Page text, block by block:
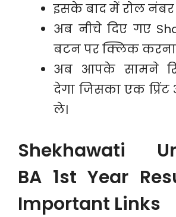
इसके बाद में रोल नंबर
अब नीचे दिए गए
बटन पर क्लिक करना
अब आपके सामने
देगा जिसका एक
ले।
Shekhawati
BA 1st Year
Important Links